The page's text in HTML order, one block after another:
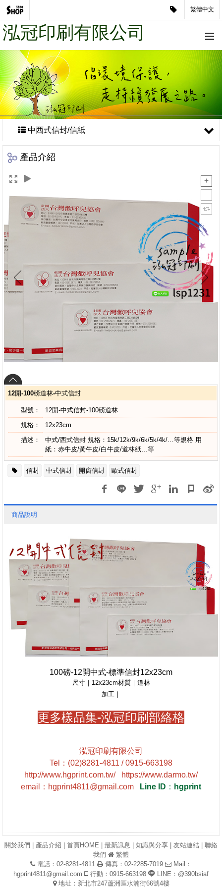
繁體中文
泓冠印刷有限公司
中西式信封/信紙
產品介紹
12開-100磅道林-中式信封
型號：
12開-中式信封-100磅道林
規格：
12x23cm
描述：
中式/西式信封 規格：15k/12k/9k/6k/5k/4k/…等規格 用
紙：赤牛皮/黃牛皮/白牛皮/道林紙…等
信封 中式信封 開窗信封 歐式信封
商品說明
100磅-12開中式-標準信封12x23cm
尺寸｜12x23cm材質｜道林
加工｜
更多樣品集-泓冠印刷部絡格
泓冠印刷有限公司
Tel
： (02)8281-4811 / 0915-663198
http://www.hgprint.com.tw/
https://www.darmo.tw/
email
： hgprint4811@gmail.com Line ID ： hgprint
關於我們 產品介紹 首頁HOME 最新訊息 知識與分享 友站連結
聯絡
我們
繁體
電話：02-8281-4811
傳真：02-2285-7019
Mail：
hgprint4811@gmail.com
行動：0915-663198
LINE：@390bsiaf
地址：新北市247蘆洲區水湳街66號4樓